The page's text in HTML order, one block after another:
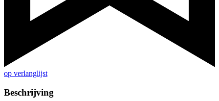
op verlanglijst
Beschrijving